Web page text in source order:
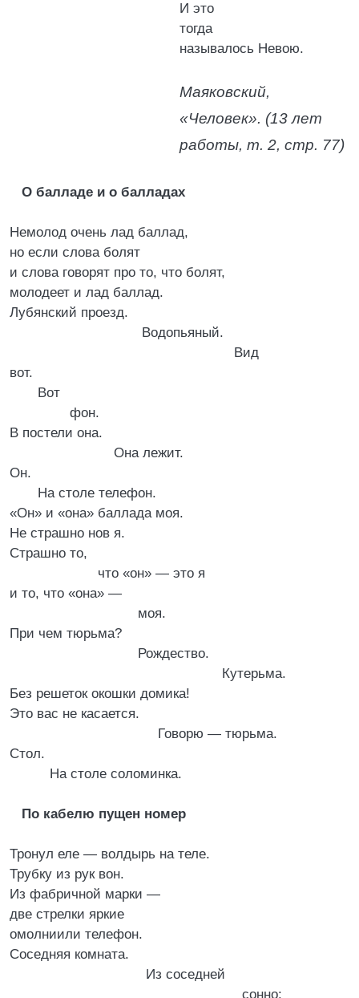
И это
тогда
называлось Невою.
Маяковский,
«Человек». (13 лет
работы, т. 2, стр. 77)
О балладе и о балладах
Немолод очень лад баллад,
но если слова болят
и слова говорят про то, что болят,
молодеет и лад баллад.
Лубянский проезд.
Водопьяный.
Вид
вот.
Вот
фон.
В постели она.
Она лежит.
Он.
На столе телефон.
«Он» и «она» баллада моя.
Не страшно нов я.
Страшно то,
что «он» — это я
и то, что «она» —
моя.
При чем тюрьма?
Рождество.
Кутерьма.
Без решеток окошки домика!
Это вас не касается.
Говорю — тюрьма.
Стол.
На столе соломинка.
По кабелю пущен номер
Тронул еле — волдырь на теле.
Трубку из рук вон.
Из фабричной марки —
две стрелки яркие
омолниили телефон.
Соседняя комната.
Из соседней
сонно: